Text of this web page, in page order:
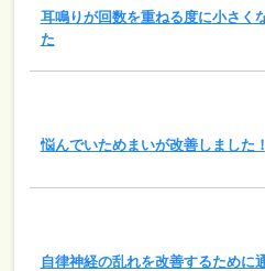
耳鳴りが回数を重ねる度に小さく
た
悩んでいためまいが改善しました！
自律神経の乱れを改善するために